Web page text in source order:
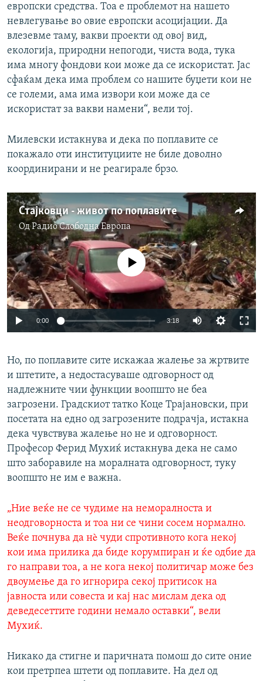
европски средства. Тоа е проблемот на нашето
невлегување во овие европски асоцијации. Да
влезевме таму, вакви проекти од овој вид,
екологија, природни непогоди, чиста вода, тука
има многу фондови кои може да се искористат. Јас
сфаќам дека има проблем со нашите буџети кои не
се големи, ама има извори кои може да се
искористат за вакви намени“, вели тој.
Милевски истакнува и дека по поплавите се
покажало оти институциите не биле доволно
координирани и не реагирале брзо.
Стајковци - живот по поплавите
ОдРадио Слободна Eвропа
No media source currently available
0:00 3:18
Но, по поплавите сите искажаа жалење за жртвите
и штетите, а недостасуваше одговорност од
надлежните чии функции воопшто не беа
загрозени. Градскиот татко Коце Трајановски, при
посетата на едно од загрозените подрачја, истакна
дека чувствува жалење но не и одговорност.
Професор Ферид Мухиќ истакнува дека не само
што заборавиле на моралната одговорност, туку
воопшто не им е важна.
„Ние веќе не се чудиме на неморалноста и
неодговорноста и тоа ни се чини сосем нормално.
Веќе почнува да нè чуди спротивното кога некој
кои има прилика да биде корумпиран и ќе одбие да
го направи тоа, а не кога некој политичар може без
двоумење да го игнорира секој притисок на
јавноста или совеста и кај нас мислам дека од
деведесеттите години немало оставки“, вели
Мухиќ.
Никако да стигне и паричната помош до сите оние
кои претрпеа штети од поплавите. На дел од